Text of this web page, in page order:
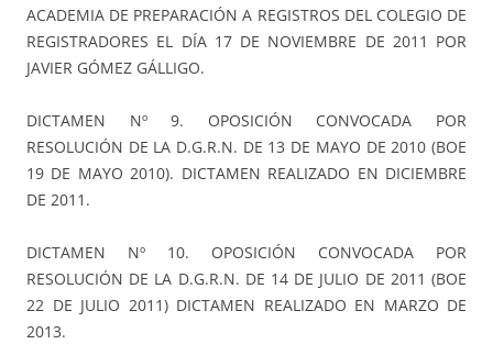
ACADEMIA DE PREPARACIÓN A REGISTROS DEL COLEGIO DE
REGISTRADORES EL DÍA 17 DE NOVIEMBRE DE 2011 POR
JAVIER GÓMEZ GÁLLIGO.
DICTAMEN Nº 9. OPOSICIÓN CONVOCADA POR
RESOLUCIÓN DE LA D.G.R.N. DE 13 DE MAYO DE 2010 (BOE
19 DE MAYO 2010). DICTAMEN REALIZADO EN DICIEMBRE
DE 2011.
DICTAMEN Nº 10. OPOSICIÓN CONVOCADA POR
RESOLUCIÓN DE LA D.G.R.N. DE 14 DE JULIO DE 2011 (BOE
22 DE JULIO 2011) DICTAMEN REALIZADO EN MARZO DE
2013.